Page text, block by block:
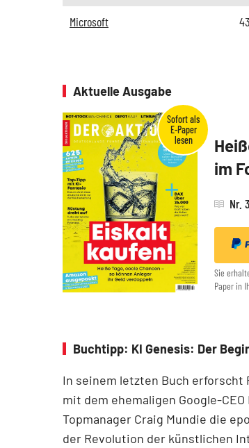
Microsoft
Aktuelle Ausgabe
im
Nr.
Sie
Paper in
Buchtipp: KI Genesis: Der
In seinem letzten Buch
mit dem ehemaligen Google-
Topmanager Craig Mundie die
der Revolution der künstlichen